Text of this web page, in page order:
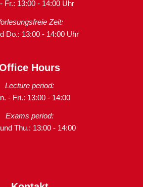
Fr.: 13:00 - 14:00 Uhr
Zeit:
Do.: 13:00 - 14:00 Uhr
Hours
Lecture period:
- Fri.: 13:00 - 14:00
Exams period:
Thu.: 13:00 - 14:00